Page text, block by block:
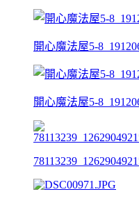
開心魔法屋5-
開心魔法屋5-